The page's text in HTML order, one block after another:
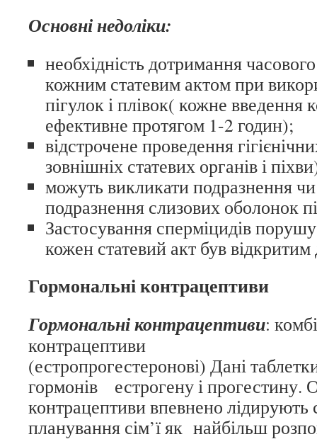
Основні недоліки:
необхідність дотримання
кожним статевим актом при
пігулок і плівок( кожне введення
ефективне протягом 1-2 годин);
відстрочене проведення
зовнішніх статевих органів і
можуть викликати подразнення чи
подразнення слизових оболонок
Застосування сперміцидів
кожен статевий акт був відкритим
Гормональні контрацептиви
Гормональні контрацептиви:
(естропрогестеронові) Дані
гормонів естрогену і прогестину.
контрацептиви впевнено лідирують
планування сім’ї як найбільш